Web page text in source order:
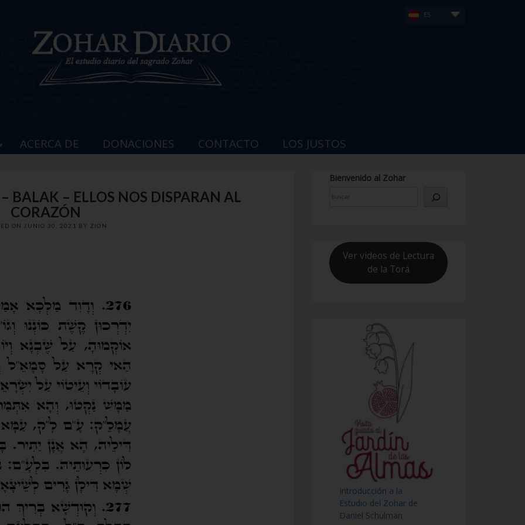
ES
ACERCA DE DONACIONES CONTACTO LOS JUSTOS
BALAK – ELLOS NOS DISPARAN AL
CORAZÓN
ON JUNIO 30, 2021 BY ZION
Bienvenido al Zohar
Ver videos de Lectura
de la Torá
Introducción a la
Estudio del Zohar de
Daniel Schulman